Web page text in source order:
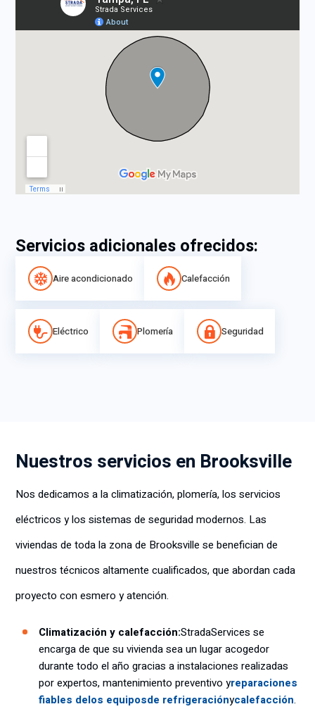
Servicios adicionales ofrecidos:
Aire acondicionado Calefacción
Eléctrico Plomería Seguridad
Nuestros servicios en Brooksville
Nos dedicamos a la climatización, plomería, los servicios
eléctricos y los sistemas de seguridad modernos. Las
viviendas de toda la zona de Brooksville se benefician de
nuestros técnicos altamente cualificados, que abordan cada
proyecto con esmero y atención.
Climatización y calefacción:StradaServices se
encarga de que su vivienda sea un lugar acogedor
durante todo el año gracias a instalaciones realizadas
por expertos, mantenimiento preventivo yreparaciones
fiables delos equiposde refrigeraciónycalefacción.